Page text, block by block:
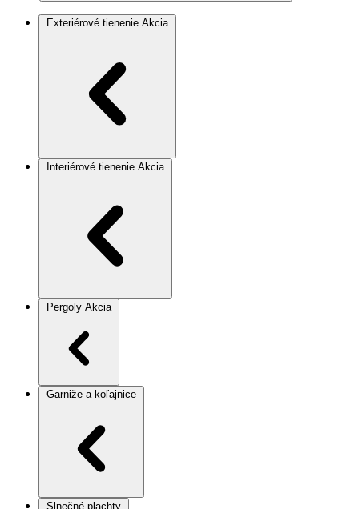
Exteriérové tienenie Akcia
Interiérové tienenie Akcia
Pergoly Akcia
Garniže a koľajnice
Slnečné plachty